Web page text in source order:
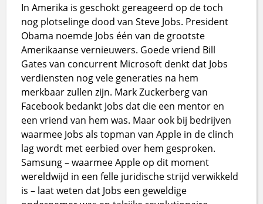
In Amerika is geschokt gereageerd op de toch
nog plotselinge dood van Steve Jobs. President
Obama noemde Jobs één van de grootste
Amerikaanse vernieuwers. Goede vriend Bill
Gates van concurrent Microsoft denkt dat Jobs
verdiensten nog vele generaties na hem
merkbaar zullen zijn. Mark Zuckerberg van
Facebook bedankt Jobs dat die een mentor en
een vriend van hem was. Maar ook bij bedrijven
waarmee Jobs als topman van Apple in de clinch
lag wordt met eerbied over hem gesproken.
Samsung – waarmee Apple op dit moment
wereldwijd in een felle juridische strijd verwikkeld
is – laat weten dat Jobs een geweldige